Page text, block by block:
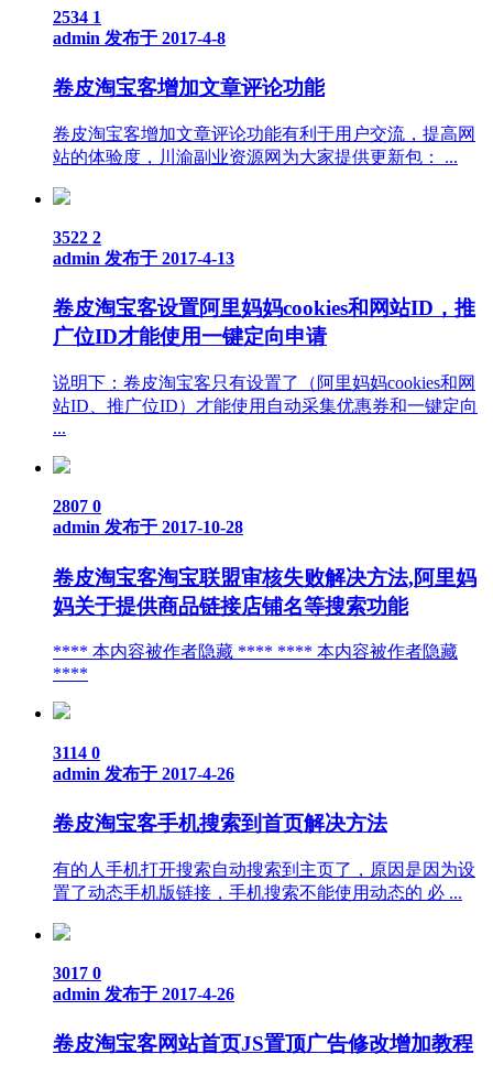
2534 1
admin 发布于 2017-4-8
卷皮淘宝客增加文章评论功能
卷皮淘宝客增加文章评论功能有利于用户交流，提高网
站的体验度，川渝副业资源网为大家提供更新包： ...
3522 2
admin 发布于 2017-4-13
卷皮淘宝客设置阿里妈妈cookies和网站ID，推
广位ID才能使用一键定向申请
说明下：卷皮淘宝客只有设置了（阿里妈妈cookies和网
站ID、推广位ID）才能使用自动采集优惠券和一键定向
...
2807 0
admin 发布于 2017-10-28
卷皮淘宝客淘宝联盟审核失败解决方法,阿里妈
妈关于提供商品链接店铺名等搜索功能
**** 本内容被作者隐藏 **** **** 本内容被作者隐藏
****
3114 0
admin 发布于 2017-4-26
卷皮淘宝客手机搜索到首页解决方法
有的人手机打开搜索自动搜索到主页了，原因是因为设
置了动态手机版链接，手机搜索不能使用动态的 必 ...
3017 0
admin 发布于 2017-4-26
卷皮淘宝客网站首页JS置顶广告修改增加教程